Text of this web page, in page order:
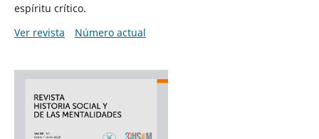
espíritu crítico.
Ver revista
Número actual